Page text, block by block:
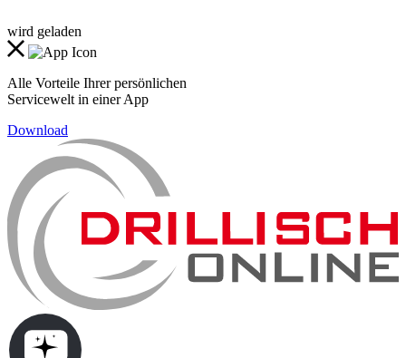
wird geladen
Alle Vorteile Ihrer persönlichen
Servicewelt in einer App
Download